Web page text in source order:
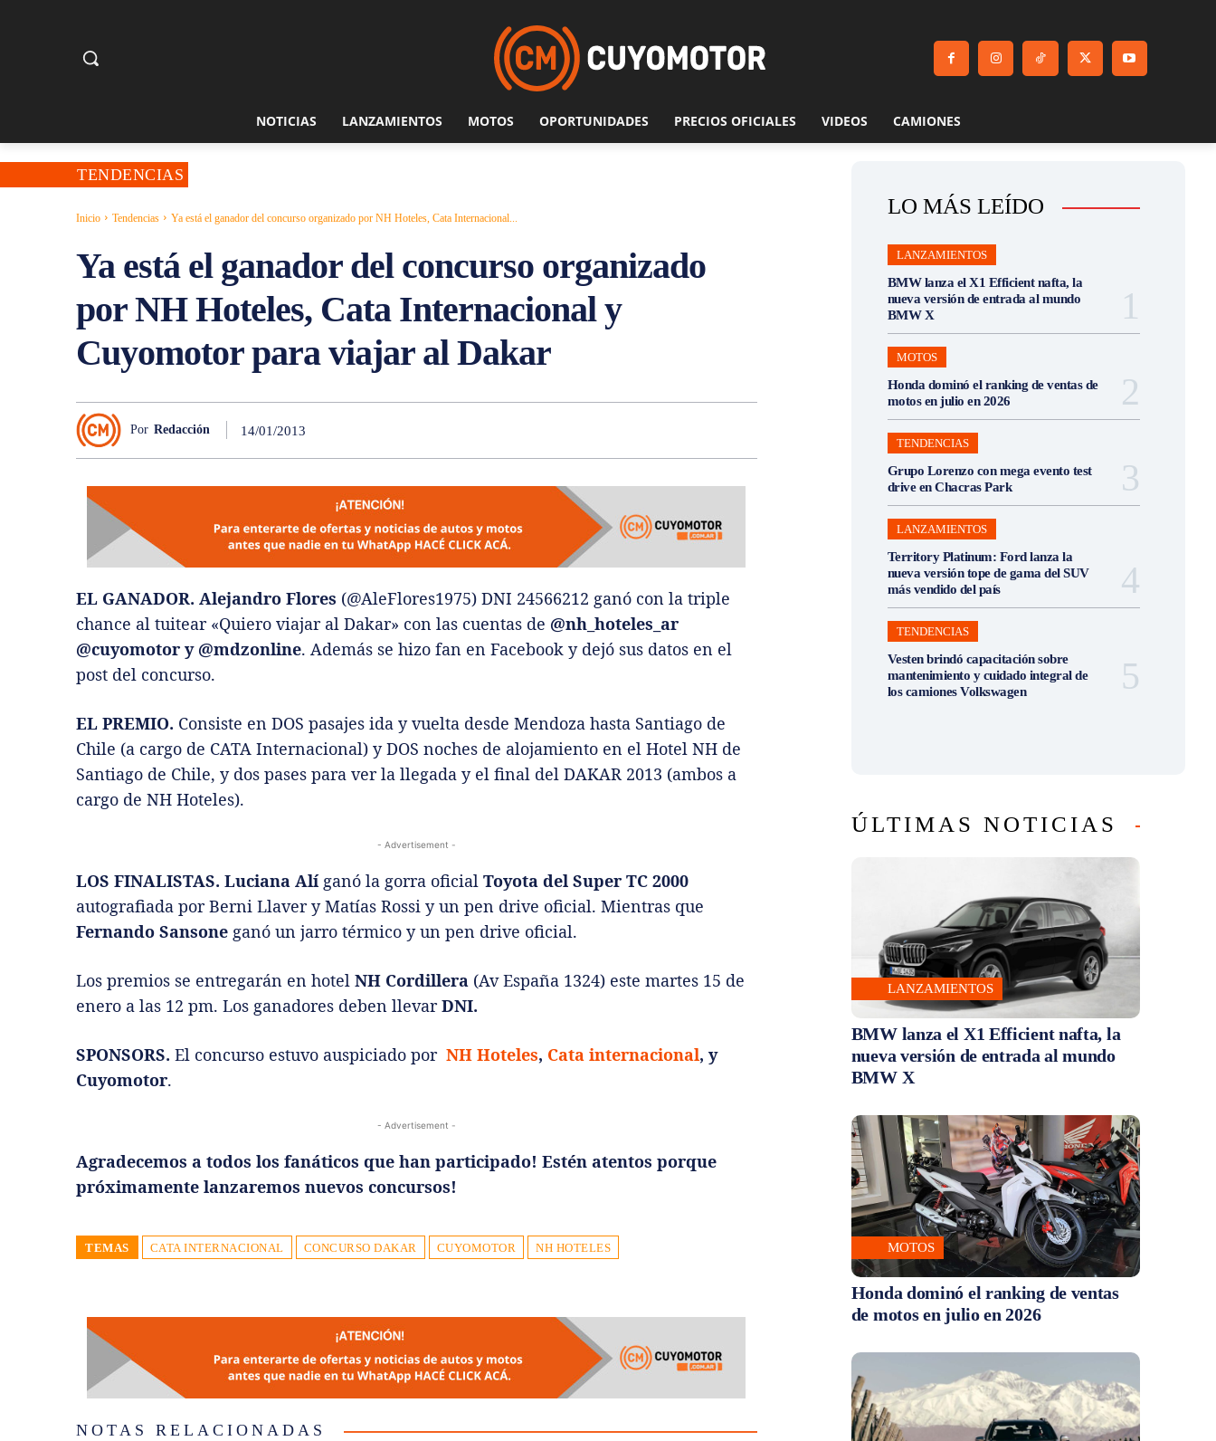
NOTICIAS LANZAMIENTOS MOTOS OPORTUNIDADES PRECIOS OFICIALES VIDEOS CAMIONES
TENDENCIAS
Inicio Tendencias Ya está el ganador del concurso organizado por NH Hoteles, Cata Internacional...
Ya está el ganador del concurso organizado
por NH Hoteles, Cata Internacional y
Cuyomotor para viajar al Dakar
Por Redacción 14/01/2013
EL GANADOR. Alejandro Flores (@AleFlores1975) DNI 24566212 ganó con la triple
chance al tuitear «Quiero viajar al Dakar» con las cuentas de @nh_hoteles_ar
@cuyomotor y @mdzonline. Además se hizo fan en Facebook y dejó sus datos en el
post del concurso.
EL PREMIO. Consiste en DOS pasajes ida y vuelta desde Mendoza hasta Santiago de
Chile (a cargo de CATA Internacional) y DOS noches de alojamiento en el Hotel NH de
Santiago de Chile, y dos pases para ver la llegada y el final del DAKAR 2013 (ambos a
cargo de NH Hoteles).
- Advertisement -
LOS FINALISTAS. Luciana Alíganó la gorra oficial Toyota del Super TC 2000
autografiada por Berni Llaver y Matías Rossi y un pen drive oficial. Mientras que
Fernando Sansone ganó un jarro térmico y un pen drive oficial.
Los premios se entregarán en hotel NH Cordillera (Av España 1324) este martes 15 de
enero a las 12 pm. Los ganadores deben llevarDNI.
SPONSORS. El concurso estuvo auspiciado por NH Hoteles, Cata internacional, y
Cuyomotor.
- Advertisement -
Agradecemos a todos los fanáticos que han participado! Estén atentos porque
próximamente lanzaremos nuevos concursos!
TEMAS CATA INTERNACIONAL CONCURSO DAKAR CUYOMOTOR NH HOTELES
NOTAS RELACIONADAS
LO MÁS LEÍDO
LANZAMIENTOS
BMW lanza el X1 Efficient nafta, la
nueva versión de entrada al mundo
BMW X
MOTOS
Honda dominó el ranking de ventas de
motos en julio en 2026
TENDENCIAS
Grupo Lorenzo con mega evento test
drive en Chacras Park
LANZAMIENTOS
Territory Platinum: Ford lanza la
nueva versión tope de gama del SUV
más vendido del país
TENDENCIAS
Vesten brindó capacitación sobre
mantenimiento y cuidado integral de
los camiones Volkswagen
ÚLTIMAS NOTICIAS
LANZAMIENTOS
BMW lanza el X1 Efficient nafta, la
nueva versión de entrada al mundo
BMW X
MOTOS
Honda dominó el ranking de ventas
de motos en julio en 2026